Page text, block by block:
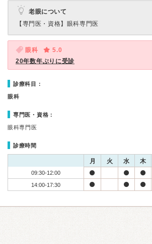
老眼について
【専門医・資格】 眼科専門医
眼科
5.0
20年数年ぶりに受診
診療科目：
眼科
専門医・資格：
眼科専門医
診療時間
月 火 水 木
09:30-12:00
14:00-17:30